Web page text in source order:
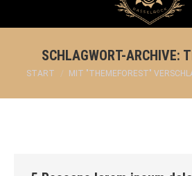
SCHLAGWORT-ARCHIVE:
Sie befinden sich hier:
START MIT "THEMEFOREST"